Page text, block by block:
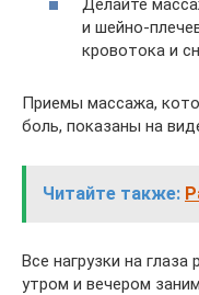
и шейно-
кровотока и
Приемы массажа,
боль, показаны на
Читайте также:
Все нагрузки на
утром и вечером